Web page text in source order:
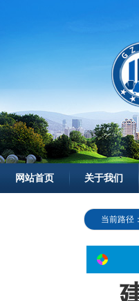
网站首页 关于我们
当前路径：